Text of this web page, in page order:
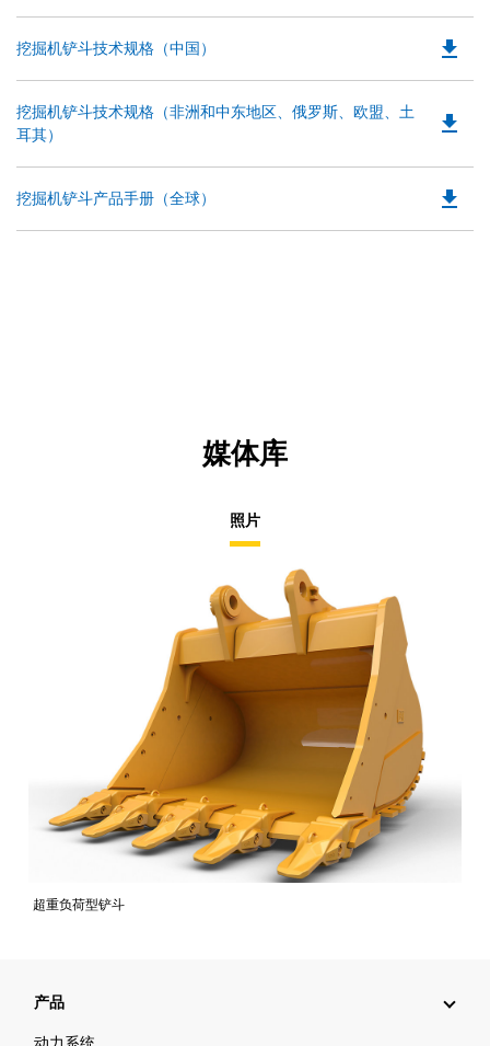
a
挖掘机铲斗技术规格（中国） file_download
挖掘机铲斗技术规格（非洲和中东地区、俄罗斯、欧盟、土
耳其）
file_download
挖掘机铲斗产品手册（全球） file_download
媒体库
照片
超重负荷型铲斗
产品